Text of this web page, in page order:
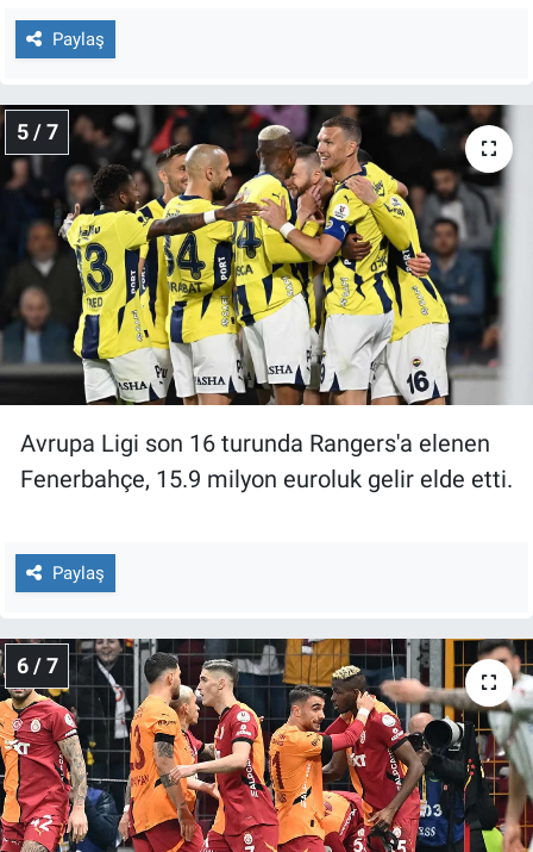
Paylaş
5 / 7
Avrupa Ligi son 16 turunda Rangers'a elenen
Fenerbahçe, 15.9 milyon euroluk gelir elde etti.
Paylaş
6 / 7